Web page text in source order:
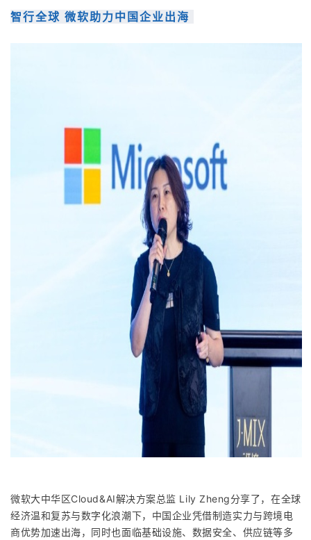
智行全球 微软助力中国企业出海
微软大中华区Cloud&AI解决方案总监 Lily Zheng分享了，在全球
经济温和复苏与数字化浪潮下，中国企业凭借制造实力与跨境电
商优势加速出海，同时也面临基础设施、数据安全、供应链等多